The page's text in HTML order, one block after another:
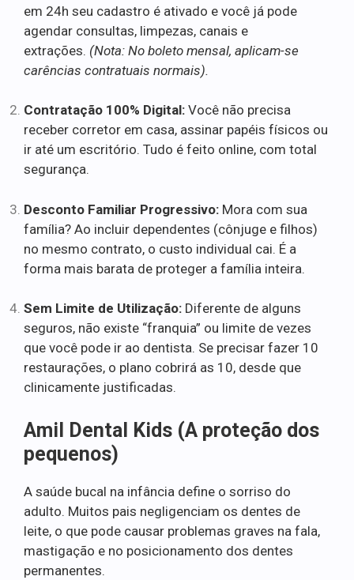
em 24h seu cadastro é ativado e você já pode
agendar consultas, limpezas, canais e
extrações. (Nota: No boleto mensal, aplicam-se
carências contratuais normais).
Contratação 100% Digital: Você não precisa
receber corretor em casa, assinar papéis físicos ou
ir até um escritório. Tudo é feito online, com total
segurança.
Desconto Familiar Progressivo: Mora com sua
família? Ao incluir dependentes (cônjuge e filhos)
no mesmo contrato, o custo individual cai. É a
forma mais barata de proteger a família inteira.
Sem Limite de Utilização: Diferente de alguns
seguros, não existe “franquia” ou limite de vezes
que você pode ir ao dentista. Se precisar fazer 10
restaurações, o plano cobrirá as 10, desde que
clinicamente justificadas.
Amil Dental Kids (A proteção dos
pequenos)
A saúde bucal na infância define o sorriso do
adulto. Muitos pais negligenciam os dentes de
leite, o que pode causar problemas graves na fala,
mastigação e no posicionamento dos dentes
permanentes.